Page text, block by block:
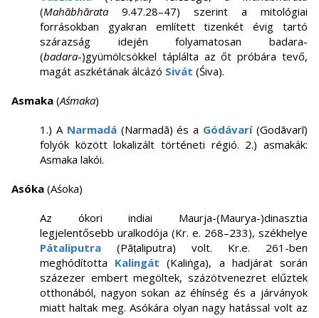
(Mahābhārata 9.47.28–47) szerint a mitológiai
forrásokban gyakran említett tizenkét évig tartó
szárazság idején folyamatosan badara-
(badara-)gyümölcsökkel táplálta az őt próbára tevő,
magát aszkétának álcázó Sivát (Śiva).
Asmaka (Aśmaka)
1.) A Narmadá(Narmadā) és a Gódávarí(Godāvarī)
folyók között lokalizált történeti régió. 2.) asmakák:
Asmaka lakói.
Asóka (Aśoka)
Az ókori indiai Maurja-(Maurya-)dinasztia
legjelentősebb uralkodója (Kr. e. 268–233), székhelye
Pátaliputra (Pāṭaliputra) volt. Kr.e. 261-ben
meghódította Kalingát (Kaliṅga), a hadjárat során
százezer embert megöltek, százötvenezret elűztek
otthonából, nagyon sokan az éhínség és a járványok
miatt haltak meg. Asókára olyan nagy hatással volt az